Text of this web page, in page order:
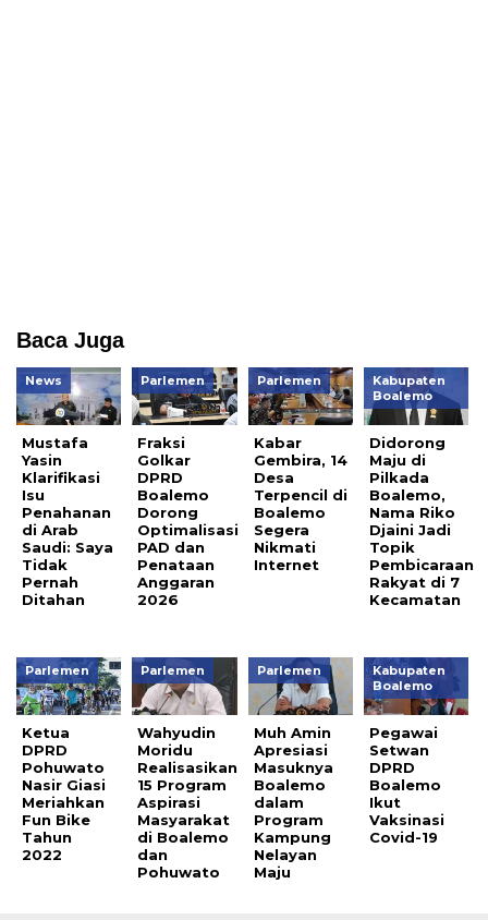
Baca Juga
News
Mustafa
Yasin
Klarifikasi
Isu
Penahanan
di Arab
Saudi: Saya
Tidak
Pernah
Ditahan
Parlemen
Fraksi
Golkar
DPRD
Boalemo
Dorong
Optimalisasi
PAD dan
Penataan
Anggaran
2026
Parlemen
Kabar
Gembira, 14
Desa
Terpencil di
Boalemo
Segera
Nikmati
Internet
Kabupaten
Boalemo
Didorong
Maju di
Pilkada
Boalemo,
Nama Riko
Djaini Jadi
Topik
Pembicaraan
Rakyat di 7
Kecamatan
Parlemen
Ketua
DPRD
Pohuwato
Nasir Giasi
Meriahkan
Fun Bike
Tahun
2022
Parlemen
Wahyudin
Moridu
Realisasikan
15 Program
Aspirasi
Masyarakat
di Boalemo
dan
Pohuwato
Parlemen
Muh Amin
Apresiasi
Masuknya
Boalemo
dalam
Program
Kampung
Nelayan
Maju
Kabupaten
Boalemo
Pegawai
Setwan
DPRD
Boalemo
Ikut
Vaksinasi
Covid-19